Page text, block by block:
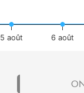
5 août 6 août